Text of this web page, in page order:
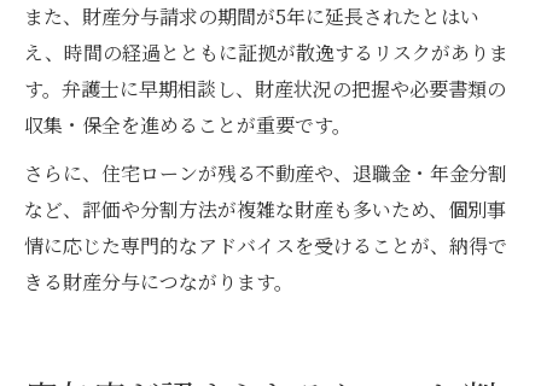
また、財産分与請求の期間が5年に延長されたとはい
え、時間の経過とともに証拠が散逸するリスクがありま
す。弁護士に早期相談し、財産状況の把握や必要書類の
収集・保全を進めることが重要です。
さらに、住宅ローンが残る不動産や、退職金・年金分割
など、評価や分割方法が複雑な財産も多いため、個別事
情に応じた専門的なアドバイスを受けることが、納得で
きる財産分与につながります。